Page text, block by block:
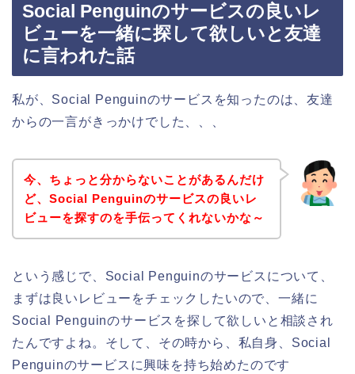
Social Penguinのサービスの良いレ
ビューを一緒に探して欲しいと友達
に言われた話
私が、Social Penguinのサービスを知ったのは、友達
からの一言がきっかけでした、、、
今、ちょっと分からないことがあるんだけ
ど、Social Penguinのサービスの良いレ
ビューを探すのを手伝ってくれないかな～
という感じで、Social Penguinのサービスについて、
まずは良いレビューをチェックしたいので、一緒に
Social Penguinのサービスを探して欲しいと相談され
たんですよね。そして、その時から、私自身、Social
Penguinのサービスに興味を持ち始めたのです